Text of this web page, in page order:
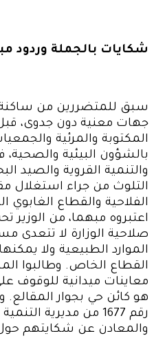
شكايات بالجملة وردود
سبق للمتضررين من ساكنة
جهات معنية دون جدوى،
المكتوبة والمرئية
بالشؤون البيئية والصحية،
والتنمية القروية والصيد
التلوث من جراء استغلال
الفلاحية والقطاع الغابوي
صلاحية الوزارة لا تتعدى
الموارد الطبيعية ولا
القطاع الخاص. وطالبوا
معاينات ميدانية للوقوف
هو كائن حي بجوار
رقم 1677 من مديرية
والمعادن عن شكايتهم حول